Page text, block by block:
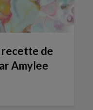
recette de
Amylee